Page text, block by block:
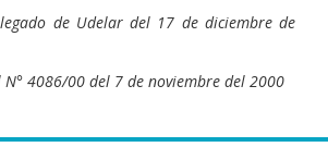
de Udelar del 17 de diciembre de
4086/00 del 7 de noviembre del 2000